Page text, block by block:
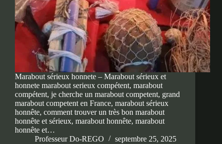
Marabout sérieux honnete – Marabout sérieux et
honnete marabout serieux compétent, marabout
compétent, je cherche un marabout competent, grand
marabout competent en France, marabout sérieux
honnête, comment trouver un très bon marabout
honnête et sérieux, marabout honnête, marabout
honnête et…
Professeur Do-REGO
septembre 25, 2025